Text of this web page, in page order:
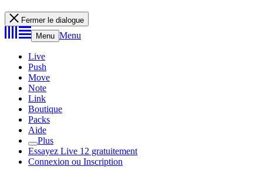
Fermer le dialogue
Menu Menu
Live
Push
Move
Note
Link
Boutique
Packs
Aide
Plus
Essayez Live 12 gratuitement
Connexion ou Inscription